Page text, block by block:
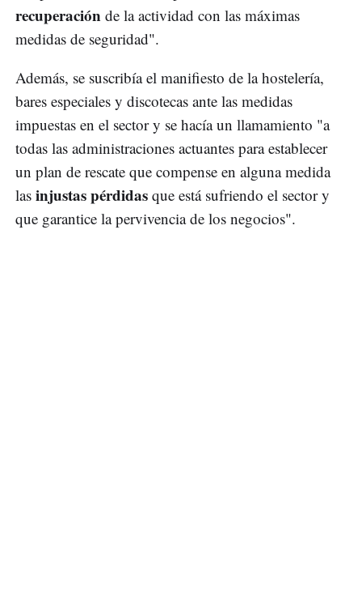
recuperación de la actividad con las máximas
medidas de seguridad".
Además, se suscribía el manifiesto de la hostelería,
bares especiales y discotecas ante las medidas
impuestas en el sector y se hacía un llamamiento "a
todas las administraciones actuantes para establecer
un plan de rescate que compense en alguna medida
las injustas pérdidas que está sufriendo el sector y
que garantice la pervivencia de los negocios".